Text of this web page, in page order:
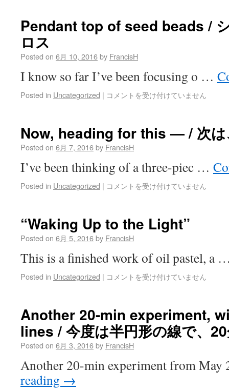
Pendant top of seed beads /
ロス
Posted on 6月 10, 2016by FrancisH
I know so far I’ve been focusing o …
Posted in Uncategorized | コメントを受け付けていません
Now, heading for this — / 次は
Posted on 6月 7, 2016by FrancisH
I’ve been thinking of a three-piec …
Posted in Uncategorized | コメントを受け付けていません
“Waking Up to the Light”
Posted on 6月 5, 2016by FrancisH
This is a finished work of oil pastel, a
Posted in Uncategorized | コメントを受け付けていません
Another 20-min experiment,
lines / 今度は半円形の線で、
Posted on 6月 3, 2016by FrancisH
Another 20-min experiment from
reading →